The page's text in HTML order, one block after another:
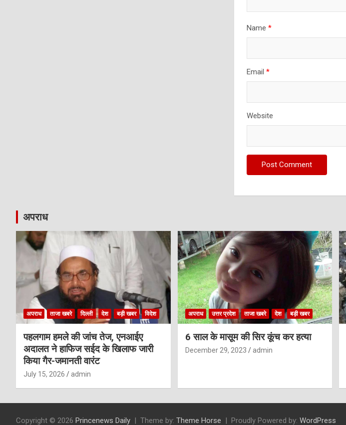
Name *
Email *
Website
अपराध
अपराध ताजा खबरे दिल्ली देश बड़ी खबर विदेश
पहलगाम हमले की जांच तेज, एनआईए
अदालत ने हाफिज सईद के खिलाफ जारी
किया गैर-जमानती वारंट
July 15, 2026 admin
अपराध उत्तर प्रदेश ताजा खबरे देश बड़ी खबर
6 साल के मासूम की सिर कूंच कर हत्या
December 29, 2023 admin
Copyright © 2026 Princenews Daily Theme by: Theme Horse Proudly Powered by: WordPress